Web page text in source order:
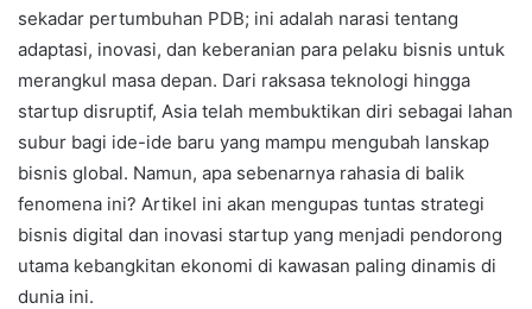
sekadar pertumbuhan PDB; ini adalah narasi tentang
adaptasi, inovasi, dan keberanian para pelaku bisnis untuk
merangkul masa depan. Dari raksasa teknologi hingga
startup disruptif, Asia telah membuktikan diri sebagai lahan
subur bagi ide-ide baru yang mampu mengubah lanskap
bisnis global. Namun, apa sebenarnya rahasia di balik
fenomena ini? Artikel ini akan mengupas tuntas strategi
bisnis digital dan inovasi startup yang menjadi pendorong
utama kebangkitan ekonomi di kawasan paling dinamis di
dunia ini.